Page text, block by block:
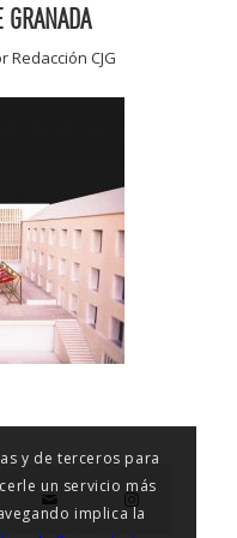
GRANADA
Redacción CJG
y de terceros para
un servicio más
implica la